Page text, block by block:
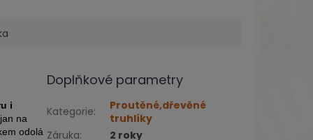
i
na
odolá
Doplňkové parametry
Kategorie:
Proutěné,dřevěné
truhlíky
Záruka:
2 roky